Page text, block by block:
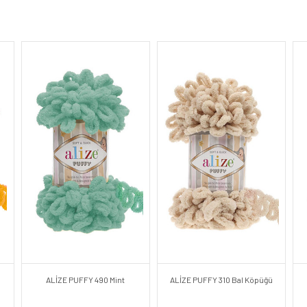
ALİZE PUFFY 490 Mint ALİZE PUFFY 310 Bal Köpüğü